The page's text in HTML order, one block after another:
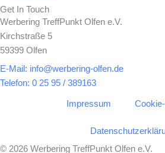
Get In Touch
Werbering TreffPunkt Olfen e.V.
Kirchstraße 5
59399 Olfen
E-Mail: info@werbering-olfen.de
Telefon: 0 25 95 / 389163
Impressum
© 2026 Werbering TreffPunkt Olfen e.V.